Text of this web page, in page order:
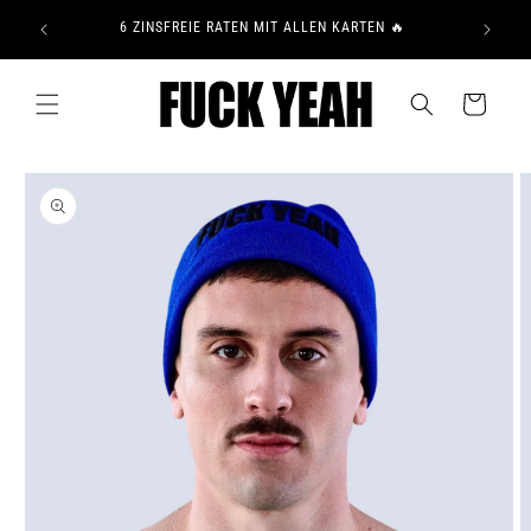
zum
6 ZINSFREIE RATEN MIT ALLEN KARTEN 🔥 15 %
Warenkorb